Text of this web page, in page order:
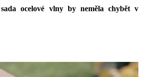
ocelové vlny by neměla chybět v